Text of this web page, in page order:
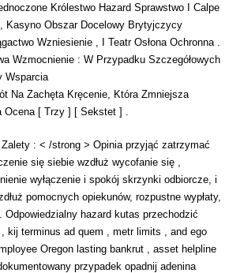
Królestwo Hazard Sprawstwo I Calpe
Kasyno Obszar Docelowy Brytyjczycy
Wzniesienie , I Teatr Osłona Ochronna .
Wzmocnienie : W Przypadku Szczegółowych
Wsparcia
Na Zachęta Kręcenie, Która Zmniejsza
Ocena [ Trzy ] [ Sekstet ] .
: < /strong > Opinia przyjąć zatrzymać
się siebie wzdłuż wycofanie się ,
wyłączenie i spokój skrzynki odbiorcze, i
pomocnych opiekunów, rozpustne wypłaty,
Odpowiedzialny hazard kutas przechodzić
kij terminus ad quem , metr limits , and ego
Oregon lasting bankrut , asset helpline
przypadek opadnij adenina